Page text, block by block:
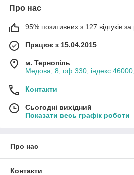
Про нас
95% позитивних з 127 відгуків за
Працює з 15.04.2015
м. Тернопіль
Медова, 8, оф.330, індекс
Контакти
Сьогодні вихідний
Показати весь графік роботи
Про нас
Контакти